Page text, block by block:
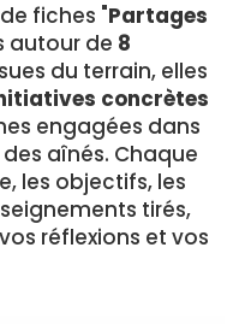
fiches "Partages
autour de 8
du terrain, elles
concrètes
engagées dans
aînés. Chaque
les objectifs, les
tirés,
réflexions et vos